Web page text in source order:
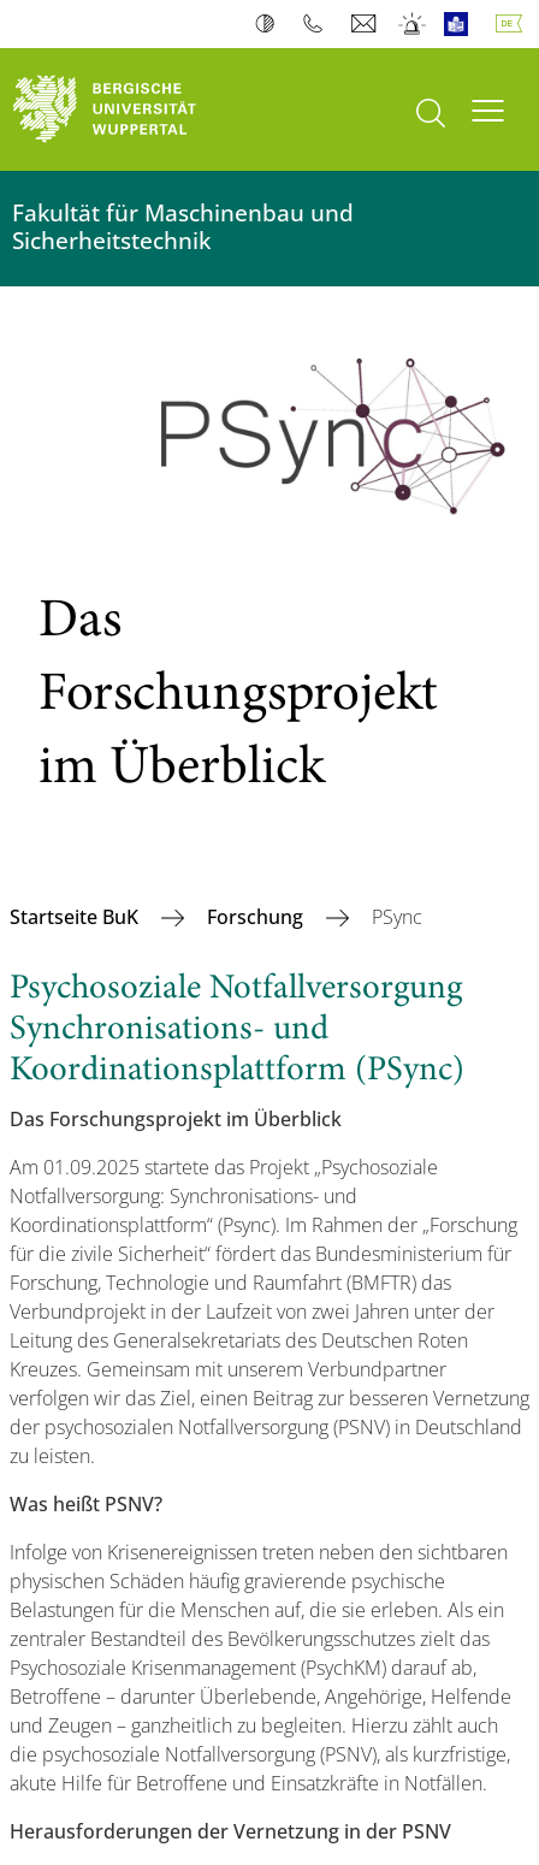
Suche öffnen
Fakultät für Maschinenbau und
Sicherheitstechnik
Das
Forschungsprojekt
im Überblick
Startseite BuK Forschung PSync
Psychosoziale Notfallversorgung
Synchronisations- und
Koordinationsplattform (PSync)
Das Forschungsprojekt im Überblick
Am 01.09.2025 startete das Projekt „Psychosoziale
Notfallversorgung: Synchronisations- und
Koordinationsplattform“ (Psync). Im Rahmen der „Forschung
für die zivile Sicherheit“ fördert das Bundesministerium für
Forschung, Technologie und Raumfahrt (BMFTR) das
Verbundprojekt in der Laufzeit von zwei Jahren unter der
Leitung des Generalsekretariats des Deutschen Roten
Kreuzes. Gemeinsam mit unserem Verbundpartner
verfolgen wir das Ziel, einen Beitrag zur besseren Vernetzung
der psychosozialen Notfallversorgung (PSNV) in Deutschland
zu leisten.
Was heißt PSNV?
Infolge von Krisenereignissen treten neben den sichtbaren
physischen Schäden häufig gravierende psychische
Belastungen für die Menschen auf, die sie erleben. Als ein
zentraler Bestandteil des Bevölkerungsschutzes zielt das
Psychosoziale Krisenmanagement (PsychKM) darauf ab,
Betroffene – darunter Überlebende, Angehörige, Helfende
und Zeugen – ganzheitlich zu begleiten. Hierzu zählt auch
die psychosoziale Notfallversorgung (PSNV), als kurzfristige,
akute Hilfe für Betroffene und Einsatzkräfte in Notfällen.
Herausforderungen der Vernetzung in der PSNV